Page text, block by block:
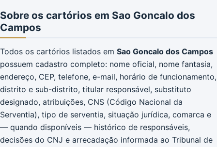
Sobre os cartórios em Sao Goncalo dos
Campos
Todos os cartórios listados em Sao Goncalo dos Campos
possuem cadastro completo: nome oficial, nome fantasia,
endereço, CEP, telefone, e-mail, horário de funcionamento,
distrito e sub-distrito, titular responsável, substituto
designado, atribuições, CNS (Código Nacional da
Serventia), tipo de serventia, situação jurídica, comarca e
— quando disponíveis — histórico de responsáveis,
decisões do CNJ e arrecadação informada ao Tribunal de